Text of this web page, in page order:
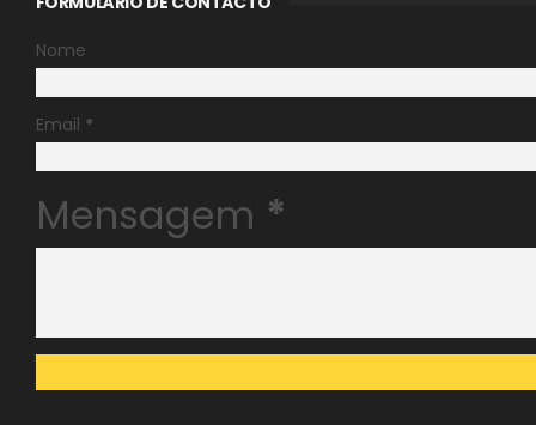
Nome
Email *
Mensagem *